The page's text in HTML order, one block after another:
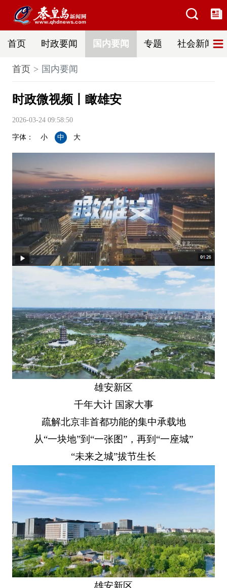
首页 时政要闻 国内要闻 专题 社会新闻
首页 国内要闻
时政微视频丨瞰雄安
2026-03-24 09:58:50
字体： 小 中 大
雄安新区
千年大计 国家大事
疏解北京非首都功能的集中承载地
从“一块地”到“一张图”，再到“一座城”
“未来之城”拔节生长
雄安新区